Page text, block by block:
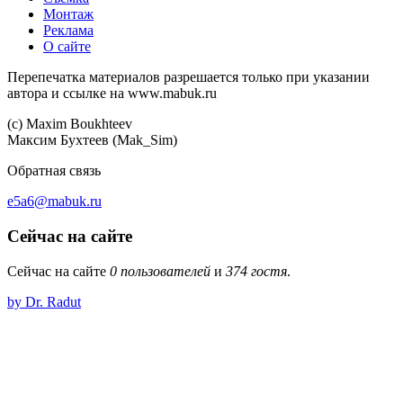
Монтаж
Реклама
О сайте
Перепечатка материалов разрешается только при указании
автора и ссылке на www.mabuk.ru
(c) Maхim Boukhteev
Максим Бухтеев (Mak_Sim)
Обратная связь
e5a6@mabuk.ru
Сейчас на сайте
Сейчас на сайте 0 пользователей и 374 гостя.
by Dr. Radut